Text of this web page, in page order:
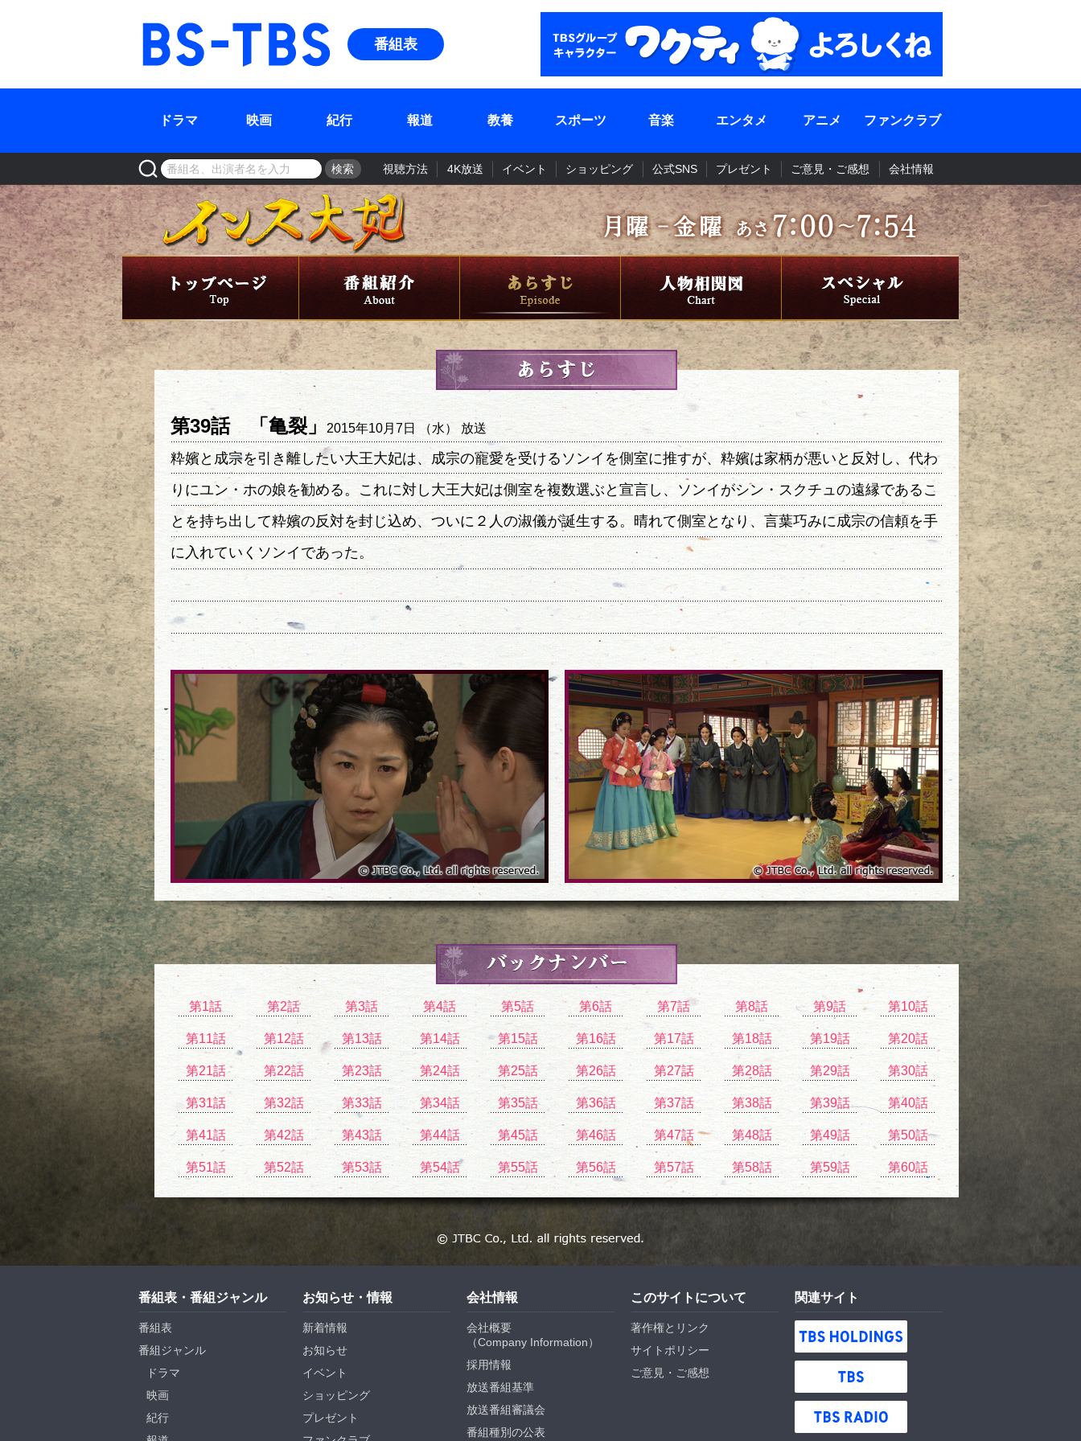
BS-TBS
番組表
ドラマ 映画 紀行 報道 教養 スポーツ 音楽 エンタメ アニメ ファンクラブ
検索 視聴方法 4K放送 イベント ショッピング 公式SNS プレゼント ご意見・ご感想 会社情報
第39話 「亀裂」 2015年10月7日 （水） 放送
粋嬪と成宗を引き離したい大王大妃は、成宗の寵愛を受けるソンイを側室に推すが、粋嬪は家柄が悪いと反対し、代わ
りにユン・ホの娘を勧める。これに対し大王大妃は側室を複数選ぶと宣言し、ソンイがシン・スクチュの遠縁であるこ
とを持ち出して粋嬪の反対を封じ込め、ついに２人の淑儀が誕生する。晴れて側室となり、言葉巧みに成宗の信頼を手
に入れていくソンイであった。
第1話 第2話 第3話 第4話 第5話 第6話 第7話 第8話 第9話 第10話
第11話 第12話 第13話 第14話 第15話 第16話 第17話 第18話 第19話 第20話
第21話 第22話 第23話 第24話 第25話 第26話 第27話 第28話 第29話 第30話
第31話 第32話 第33話 第34話 第35話 第36話 第37話 第38話 第39話 第40話
第41話 第42話 第43話 第44話 第45話 第46話 第47話 第48話 第49話 第50話
第51話 第52話 第53話 第54話 第55話 第56話 第57話 第58話 第59話 第60話
番組表・番組ジャンル
番組表
番組ジャンル
ドラマ
映画
紀行
お知らせ・情報
新着情報
お知らせ
イベント
ショッピング
プレゼント
会社情報
会社概要
（Company Information）
採用情報
放送番組基準
放送番組審議会
番組種別の公表
このサイトについて
著作権とリンク
サイトポリシー
ご意見・ご感想
関連サイト